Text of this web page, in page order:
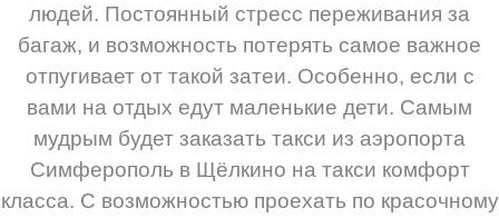
людей. Постоянный стресс переживания за
багаж, и возможность потерять самое важное
отпугивает от такой затеи. Особенно, если с
вами на отдых едут маленькие дети. Самым
мудрым будет заказать такси из аэропорта
Симферополь в Щёлкино на такси комфорт
класса. С возможностью проехать по красочному